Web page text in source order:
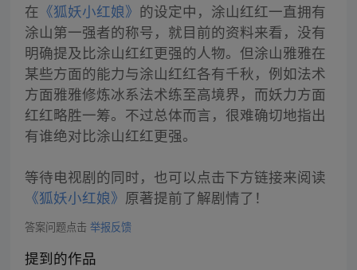
在 《狐妖小红娘》 的设定中，涂山红红一直拥有
涂山第一强者的称号，就目前的资料来看，没有
明确提及比涂山红红更强的人物。但涂山雅雅在
某些方面的能力与涂山红红各有千秋，例如法术
方面雅雅修炼冰系法术练至高境界，而妖力方面
红红略胜一筹。不过总体而言，很难确切地指出
有谁绝对比涂山红红更强。
等待电视剧的同时，也可以点击下方链接来阅读
《狐妖小红娘》 原著提前了解剧情了！
答案问题点击 举报反馈
提到的作品